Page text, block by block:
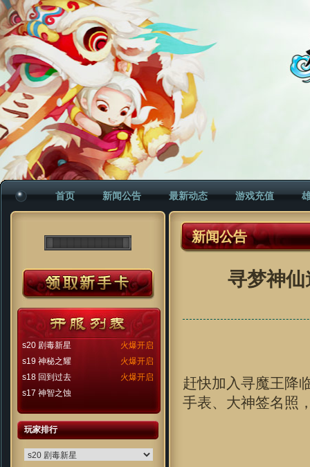
首页 新闻公告 最新动态 游戏充值
火爆开启
s20 剧毒新星
火爆开启
s19 神秘之耀
火爆开启
s18 回到过去
s17 神智之蚀
玩家排行
新闻公告
寻梦神
赶快加入寻魔王降
手表、大神签名照